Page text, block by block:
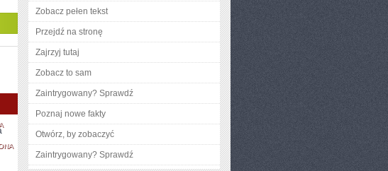
PRZYGOTOWANIE
DO
SZKOŁY
Zobacz pełen tekst
Przejdź na stronę
Zajrzyj tutaj
Zobacz to sam
Zaintrygowany? Sprawdź
Poznaj nowe fakty
Otwórz, by zobaczyć
Zaintrygowany? Sprawdź